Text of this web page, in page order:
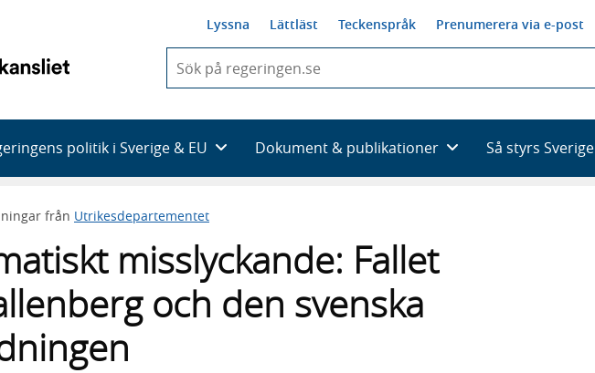
Lyssna Lättläst Teckenspråk Prenumerera via e-post
du
skriva
framträder
en
med
politik i Sverige & EU Dokument & publikationer Så styrs Sverige
från Utrikesdepartementet
misslyckande: Fallet
och den svenska